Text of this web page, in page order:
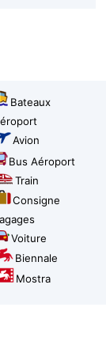
Bateaux
Avion
Bus Aéroport
Train
Consigne
Voiture
Biennale
Mostra